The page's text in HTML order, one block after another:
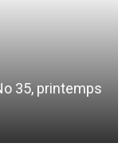
35, printemps